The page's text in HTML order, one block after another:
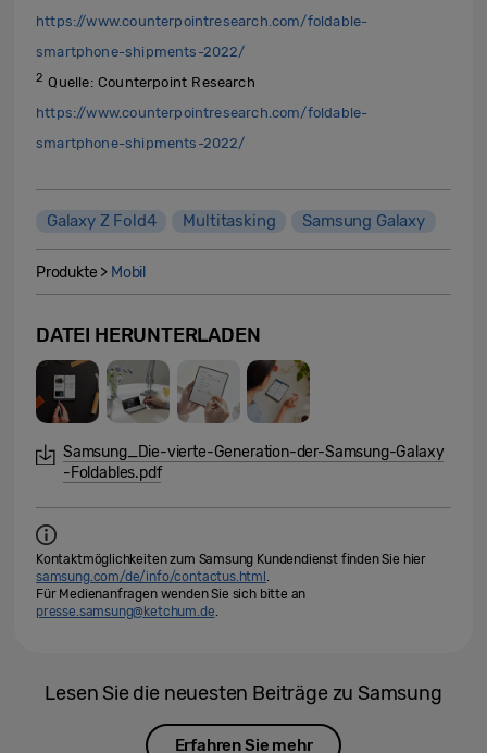
https://www.counterpointresearch.com/foldable-
smartphone-shipments-2022/
2 Quelle: Counterpoint Research
https://www.counterpointresearch.com/foldable-
smartphone-shipments-2022/
Galaxy Z Fold4 Multitasking Samsung Galaxy
Produkte > Mobil
DATEI HERUNTERLADEN
Samsung_Die-vierte-Generation-der-Samsung-Galaxy
-Foldables.pdf
Kontaktmöglichkeiten zum Samsung Kundendienst finden Sie hier
samsung.com/de/info/contactus.html
Für Medienanfragen wenden Sie sich bitte an
presse.samsung@ketchum.de
Lesen Sie die neuesten Beiträge zu Samsung
Erfahren Sie mehr